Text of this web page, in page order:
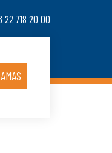
22 718 20 00